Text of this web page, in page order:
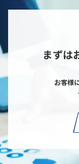
まずは
お客様